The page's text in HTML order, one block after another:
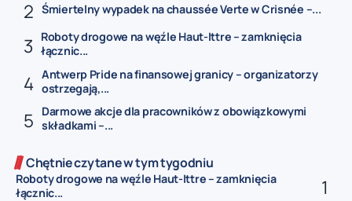
Śmiertelny wypadek na chaussée Verte w Crisnée –...
Roboty drogowe na węźle Haut-Ittre – zamknięcia
łącznic...
Antwerp Pride na finansowej granicy – organizatorzy
ostrzegają,...
Darmowe akcje dla pracowników z obowiązkowymi
składkami –...
Chętnie czytane w tym tygodniu
Roboty drogowe na węźle Haut-Ittre – zamknięcia
łącznic...